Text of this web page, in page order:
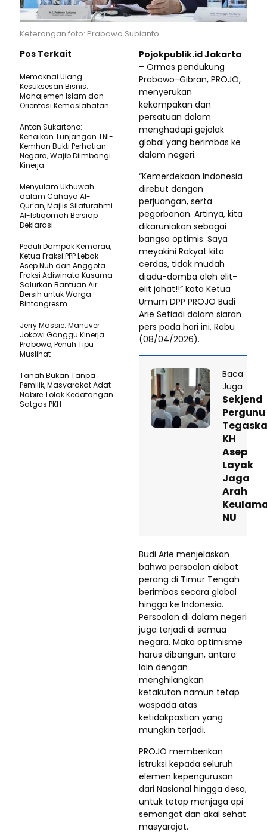
Keterangan foto: Prabowo Subianto
Pojokpublik.id Jakarta
– Ormas pendukung
Prabowo-Gibran, PROJO,
menyerukan
kekompakan dan
persatuan dalam
menghadapi gejolak
global yang berimbas ke
dalam negeri.
“Kemerdekaan Indonesia
direbut dengan
perjuangan, serta
pegorbanan. Artinya, kita
dikaruniakan sebagai
bangsa optimis. Saya
meyakini Rakyat kita
cerdas, tidak mudah
diadu-domba oleh elit-
elit jahat!!” kata Ketua
Umum DPP PROJO Budi
Arie Setiadi dalam siaran
pers pada hari ini, Rabu
(08/04/2026).
Baca
Juga
Sekjend
Pergunu
KH
Asep
Layak
Jaga
Arah
NU
Budi Arie menjelaskan
bahwa persoalan akibat
perang di Timur Tengah
berimbas secara global
hingga ke Indonesia.
Persoalan di dalam negeri
juga terjadi di semua
negara. Maka optimisme
harus dibangun, antara
lain dengan
menghilangkan
ketakutan namun tetap
waspada atas
ketidakpastian yang
mungkin terjadi.
PROJO memberikan
istruksi kepada seluruh
elemen kepengurusan
dari Nasional hingga desa,
untuk tetap menjaga api
semangat dan akal sehat
masyarajat.
Pos Terkait
Memaknai Ulang
Kesuksesan Bisnis:
Manajemen Islam dan
Orientasi Kemaslahatan
Anton Sukartono:
Kenaikan Tunjangan TNI-
Kemhan Bukti Perhatian
Negara, Wajib Diimbangi
Kinerja
Menyulam Ukhuwah
dalam Cahaya Al-
Qur’an, Majlis Silaturahmi
Al-Istiqomah Bersiap
Deklarasi
Peduli Dampak Kemarau,
Ketua Fraksi PPP Lebak
Asep Nuh dan Anggota
Fraksi Adiwinata Kusuma
Salurkan Bantuan Air
Bersih untuk Warga
Bintangresm
Jerry Massie: Manuver
Jokowi Ganggu Kinerja
Prabowo, Penuh Tipu
Muslihat
Tanah Bukan Tanpa
Pemilik, Masyarakat Adat
Nabire Tolak Kedatangan
Satgas PKH